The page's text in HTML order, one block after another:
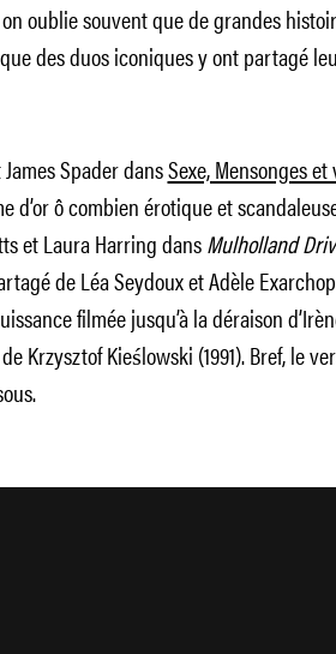
oublie souvent que de grandes
des duos iconiques y ont partagé
Spader dansSexe, Mensonges
d’or ô combien érotique et
et Laura Harring dansMulholland
de Léa Seydoux et Adèle
filmée jusqu’à la déraison
Krzysztof Kieślowski (1991). Bref, le